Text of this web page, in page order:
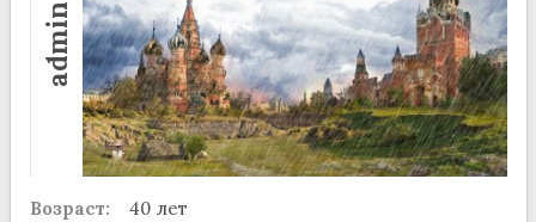
admin
Возраст:
40 лет